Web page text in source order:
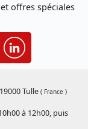
offres spéciales
Tulle ( France )
à 12h00, puis